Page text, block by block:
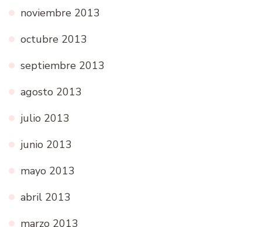
noviembre 2013
octubre 2013
septiembre 2013
agosto 2013
julio 2013
junio 2013
mayo 2013
abril 2013
marzo 2013